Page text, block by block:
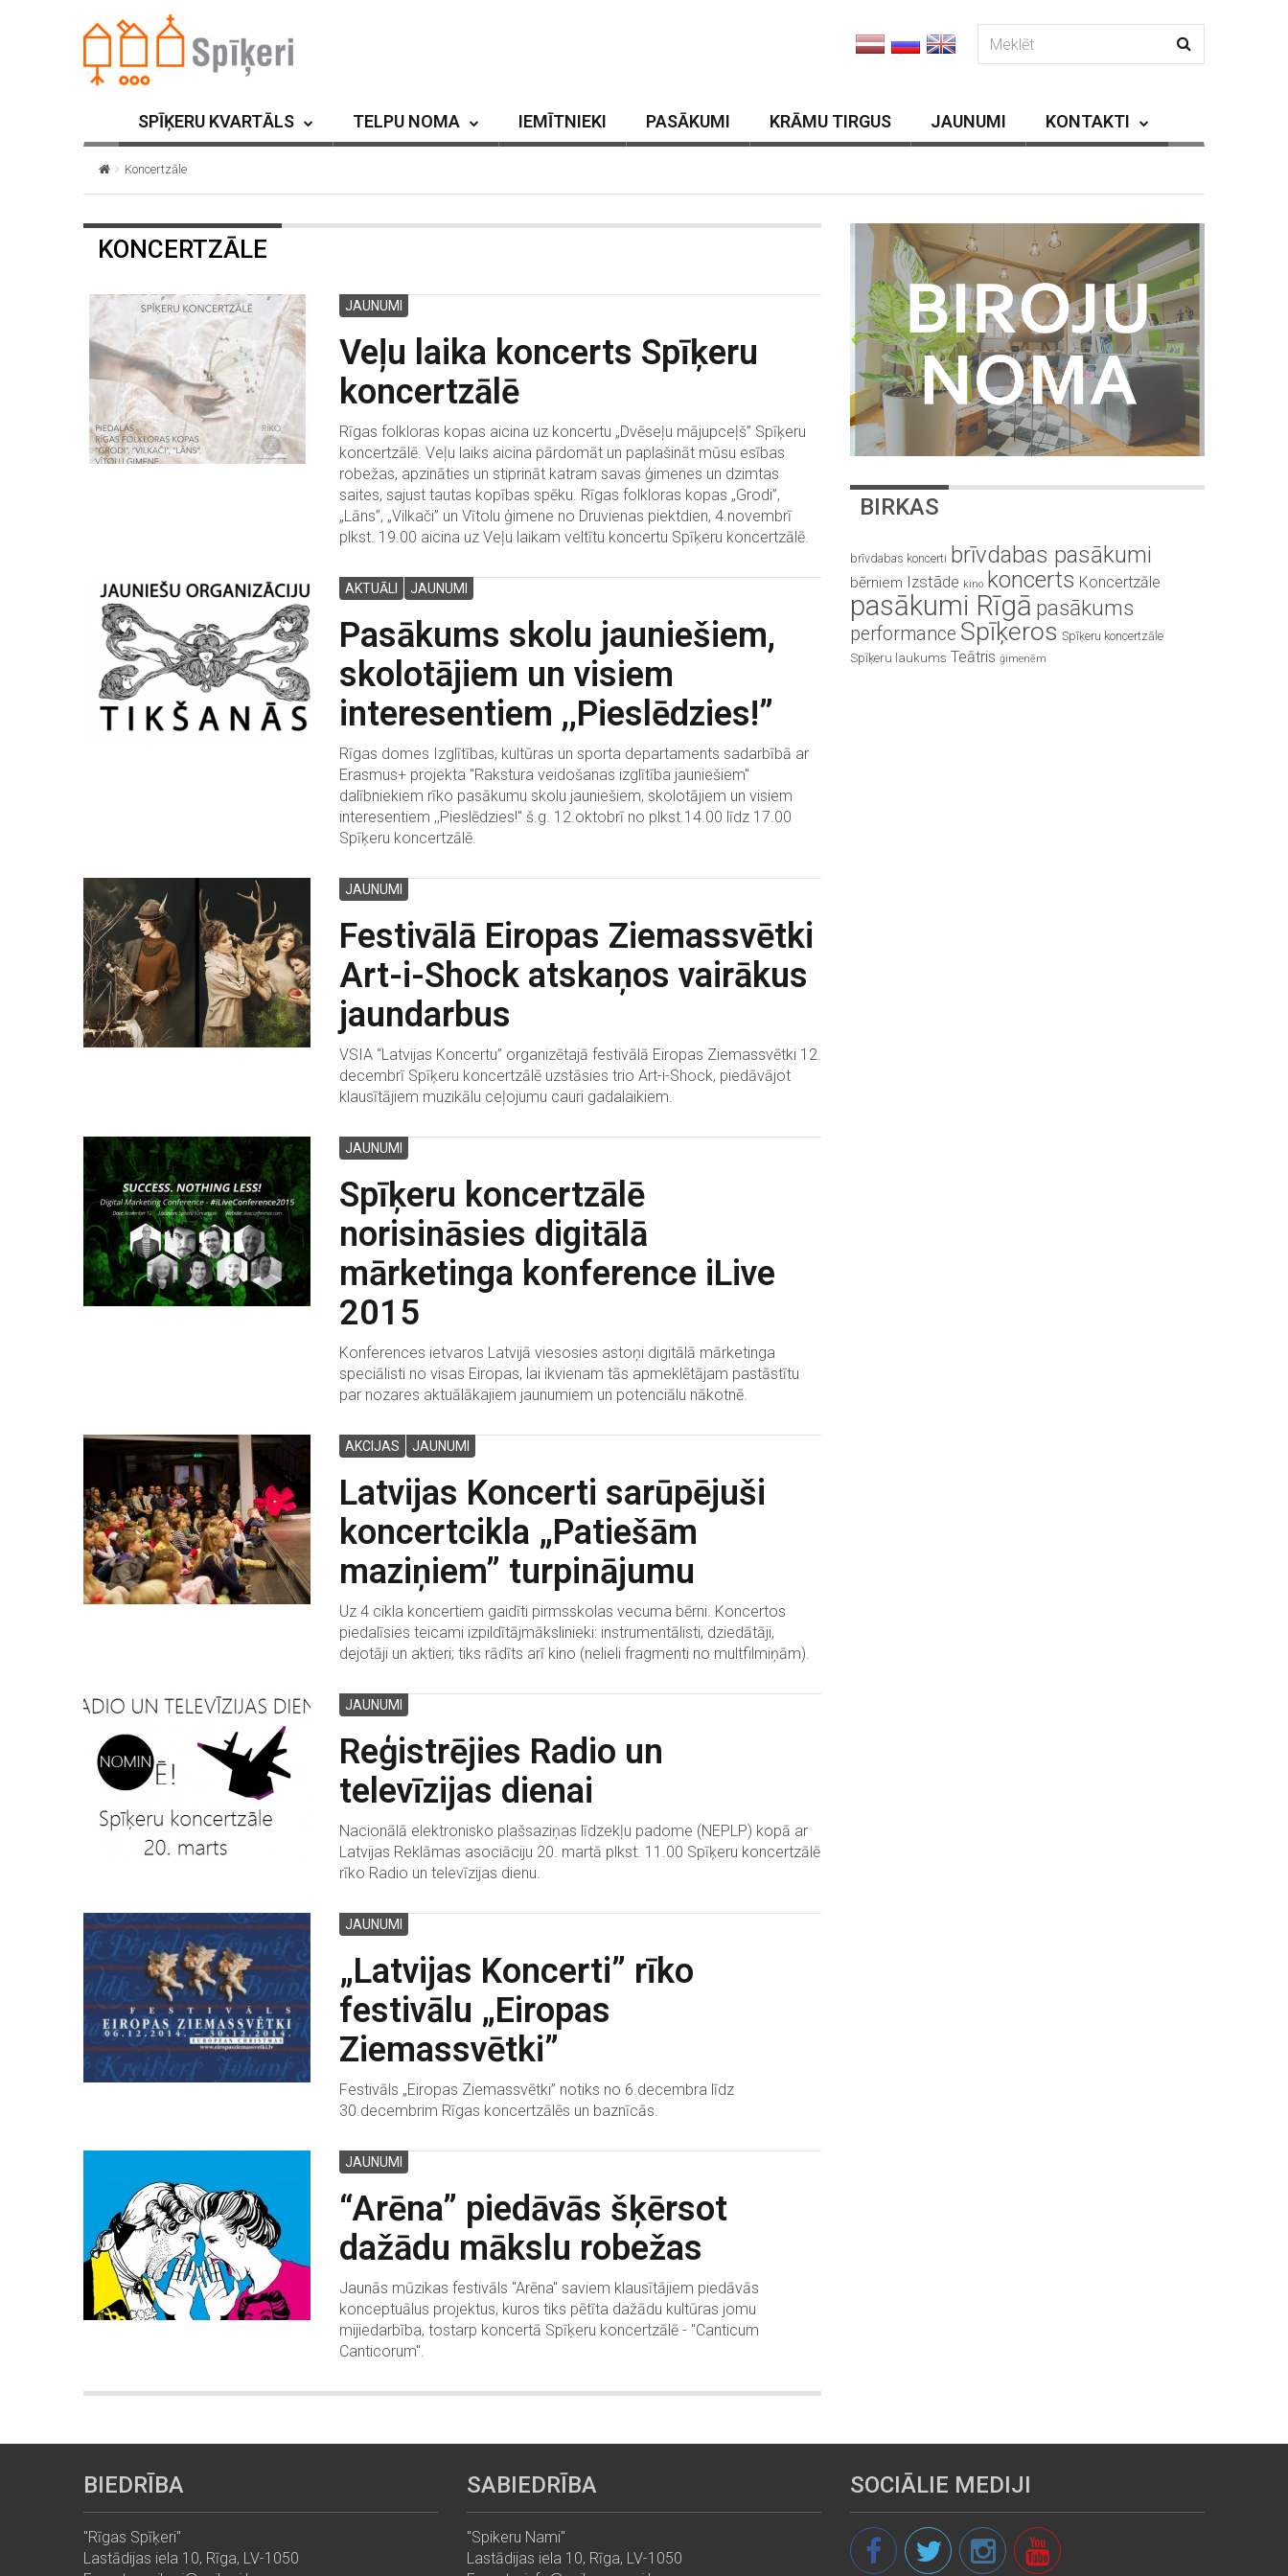
SPĪĶERU KVARTĀLS TELPU NOMA IEMĪTNIEKI PASĀKUMI KRĀMU TIRGUS JAUNUMI KONTAKTI
Koncertzāle
KONCERTZĀLE
JAUNUMI
Veļu laika koncerts Spīķeru
koncertzālē
Rīgas folkloras kopas aicina uz koncertu „Dvēseļu mājupceļš” Spīķeru
koncertzālē. Veļu laiks aicina pārdomāt un paplašināt mūsu esības
robežas, apzināties un stiprināt katram savas ģimenes un dzimtas
saites, sajust tautas kopības spēku. Rīgas folkloras kopas „Grodi”,
„Lāns”, „Vilkači” un Vītolu ģimene no Druvienas piektdien, 4.novembrī
plkst. 19.00 aicina uz Veļu laikam veltītu koncertu Spīķeru koncertzālē.
AKTUĀLI JAUNUMI
Pasākums skolu jauniešiem,
skolotājiem un visiem
interesentiem ,,Pieslēdzies!”
Rīgas domes Izglītības, kultūras un sporta departaments sadarbībā ar
Erasmus+ projekta "Rakstura veidošanas izglītība jauniešiem"
dalībniekiem rīko pasākumu skolu jauniešiem, skolotājiem un visiem
interesentiem ,,Pieslēdzies!" š.g. 12.oktobrī no plkst.14.00 līdz 17.00
Spīķeru koncertzālē.
JAUNUMI
Festivālā Eiropas Ziemassvētki
Art-i-Shock atskaņos vairākus
jaundarbus
VSIA “Latvijas Koncertu” organizētajā festivālā Eiropas Ziemassvētki 12.
decembrī Spīķeru koncertzālē uzstāsies trio Art-i-Shock, piedāvājot
klausītājiem muzikālu ceļojumu cauri gadalaikiem.
JAUNUMI
Spīķeru koncertzālē
norisināsies digitālā
mārketinga konference iLive
2015
Konferences ietvaros Latvijā viesosies astoņi digitālā mārketinga
speciālisti no visas Eiropas, lai ikvienam tās apmeklētājam pastāstītu
par nozares aktuālākajiem jaunumiem un potenciālu nākotnē.
AKCIJAS JAUNUMI
Latvijas Koncerti sarūpējuši
koncertcikla „Patiešām
maziņiem” turpinājumu
Uz 4 cikla koncertiem gaidīti pirmsskolas vecuma bērni. Koncertos
piedalīsies teicami izpildītājmākslinieki: instrumentālisti, dziedātāji,
dejotāji un aktieri; tiks rādīts arī kino (nelieli fragmenti no multfilmiņām).
JAUNUMI
Reģistrējies Radio un
televīzijas dienai
Nacionālā elektronisko plašsaziņas līdzekļu padome (NEPLP) kopā ar
Latvijas Reklāmas asociāciju 20. martā plkst. 11.00 Spīķeru koncertzālē
rīko Radio un televīzijas dienu.
JAUNUMI
„Latvijas Koncerti” rīko
festivālu „Eiropas
Ziemassvētki”
Festivāls „Eiropas Ziemassvētki” notiks no 6.decembra līdz
30.decembrim Rīgas koncertzālēs un baznīcās.
JAUNUMI
“Arēna” piedāvās šķērsot
dažādu mākslu robežas
Jaunās mūzikas festivāls "Arēna" saviem klausītājiem piedāvās
konceptuālus projektus, kuros tiks pētīta dažādu kultūras jomu
mijiedarbība, tostarp koncertā Spīķeru koncertzālē - "Canticum
Canticorum".
BIRKAS
brīvdabas koncerti brīvdabas pasākumi
bērniem Izstāde kino koncerts Koncertzāle
pasākumi Rīgā pasākums
performance Spīķeros Spīķeru koncertzāle
Spīķeru laukums Teātris ģimenēm
BIEDRĪBA
"Rīgas Spīķeri"
Lastādijas iela 10, Rīga, LV-1050
SABIEDRĪBA
"Spikeru Nami"
Lastādijas iela 10, Rīga, LV-1050
SOCIĀLIE MEDIJI